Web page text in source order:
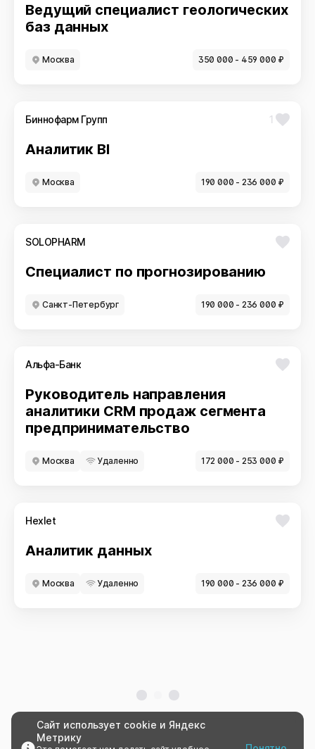
Ведущий специалист геологических
баз данных
Москва 350 000 - 459 000 ₽
Биннофарм Групп
Аналитик BI
Москва 190 000 - 236 000 ₽
1
SOLOPHARM
Специалист по прогнозированию
Санкт-Петербург 190 000 - 236 000 ₽
Альфа-Банк
Руководитель направления
аналитики CRM продаж сегмента
предпринимательство
Москва Удаленно 172 000 - 253 000 ₽
Hexlet
Аналитик данных
Москва Удаленно 190 000 - 236 000 ₽
Сайт использует cookie и Яндекс
Метрику